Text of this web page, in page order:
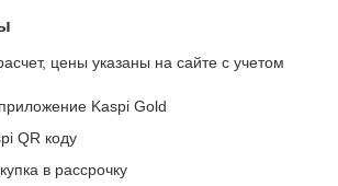
цены указаны на сайте с учетом
Kaspi Gold
QR коду
в рассрочку